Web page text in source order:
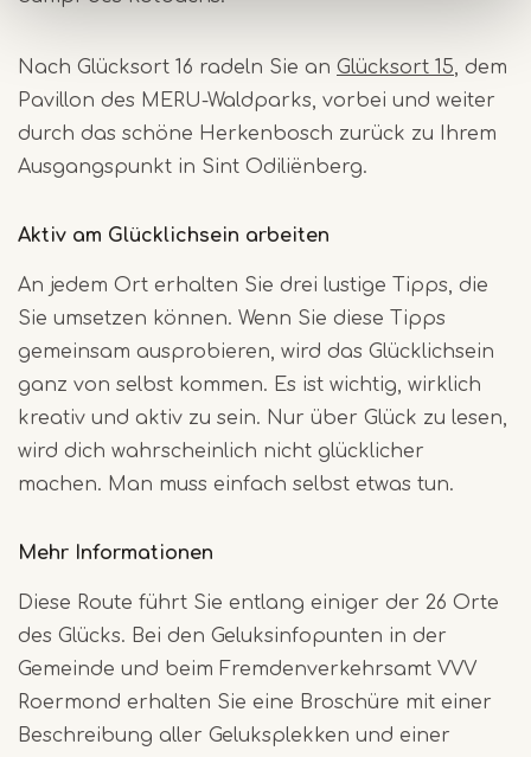
Nach Glücksort 16 radeln Sie an Glücksort 15, dem
Pavillon des MERU-Waldparks, vorbei und weiter
durch das schöne Herkenbosch zurück zu Ihrem
Ausgangspunkt in Sint Odiliënberg.
Aktiv am Glücklichsein arbeiten
An jedem Ort erhalten Sie drei lustige Tipps, die
Sie umsetzen können. Wenn Sie diese Tipps
gemeinsam ausprobieren, wird das Glücklichsein
ganz von selbst kommen. Es ist wichtig, wirklich
kreativ und aktiv zu sein. Nur über Glück zu lesen,
wird dich wahrscheinlich nicht glücklicher
machen. Man muss einfach selbst etwas tun.
Mehr Informationen
Diese Route führt Sie entlang einiger der 26 Orte
des Glücks. Bei den Geluksinfopunten in der
Gemeinde und beim Fremdenverkehrsamt VVV
Roermond erhalten Sie eine Broschüre mit einer
Beschreibung aller Geluksplekken und einer